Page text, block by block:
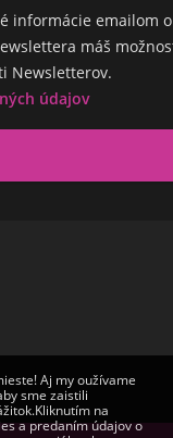
informácie emailom o
máš
Newsletterov.
údajov
Aj my oužívame
sme zaistili
na
a predaním údajov o